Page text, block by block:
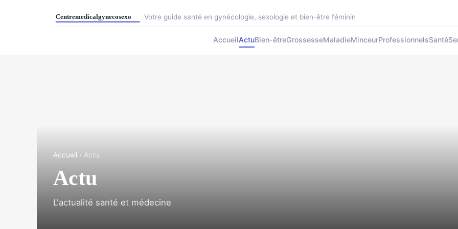
Votre guide santé en gynécologie, sexologie et bien-être féminin
AccueilActuBien-êtreGrossesseMaladieMinceurProfessionnelsSanté
Accueil › Actu
Actu
L'actualité santé et médecine